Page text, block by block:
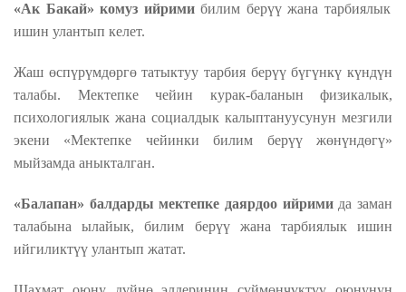
«Ак Бакай» комуз ийрими билим берүү жана тарбиялык
ишин улантып келет.
Жаш өспүрүмдөргө татыктуу тарбия берүү бүгүнкү күндүн
талабы. Мектепке чейин курак-баланын физикалык,
психологиялык жана социалдык калыптануусунун мезгили
экени «Мектепке чейинки билим берүү жөнүндөгү»
мыйзамда аныкталган.
«Балапан» балдарды мектепке даярдоо ийрими да заман
талабына ылайык, билим берүү жана тарбиялык ишин
ийгиликтүү улантып жатат.